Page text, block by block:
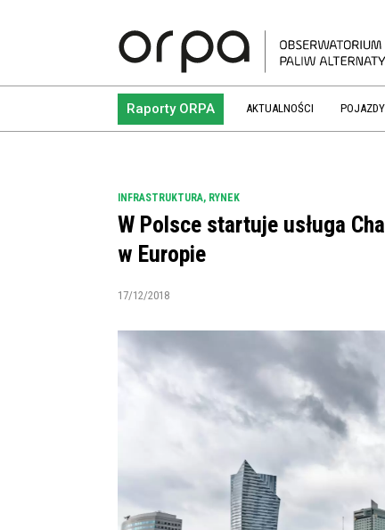
Raporty ORPA AKTUALNOŚCI POJAZDY
INFRASTRUKTURA, RYNEK
W Polsce startuje usługa
w Europie
17/12/2018